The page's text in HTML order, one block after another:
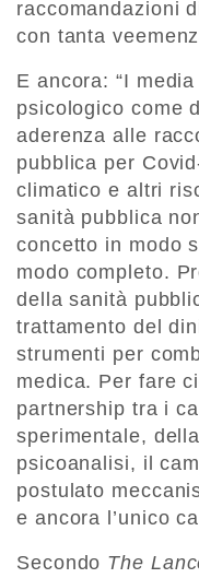
raccomandazioni
con tanta
E ancora: “I
psicologico come
aderenza alle
pubblica per
climatico e altri
sanità pubblica
concetto in modo
modo completo.
della sanità
trattamento del
strumenti per
medica. Per fare
partnership tra i
sperimentale,
psicoanalisi, il
postulato
e ancora l’unico
Secondo The